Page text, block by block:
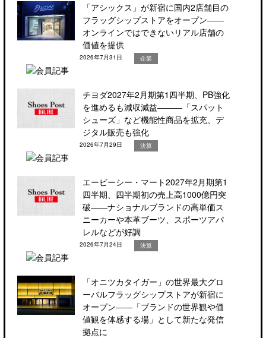
「アシックス」が新宿に国内2店舗目の
フラッグシップストアをオープン――
オンラインではできないリアル店舗の
価値を提供
2026年7月31日 企業
チヨダ2027年2月期第1四半期、PB強化
を進めるも減収減益―――「スパット
シューズ」など機能性商品を拡充、デ
ジタル販売も強化
2026年7月29日 決算
エービーシー・マート2027年2月期第1
四半期、四半期初の売上高1000億円突
破――ナショナルブランドの高単価ス
ニーカーや本革ブーツ、スポーツアパ
レルなどが好調
2026年7月24日 決算
「オニツカタイガー」の世界最大グロ
ーバルフラッグシップストアが新宿に
オープン――「ブランドの世界観や価
値観を体感する場」として新たな発信
拠点に